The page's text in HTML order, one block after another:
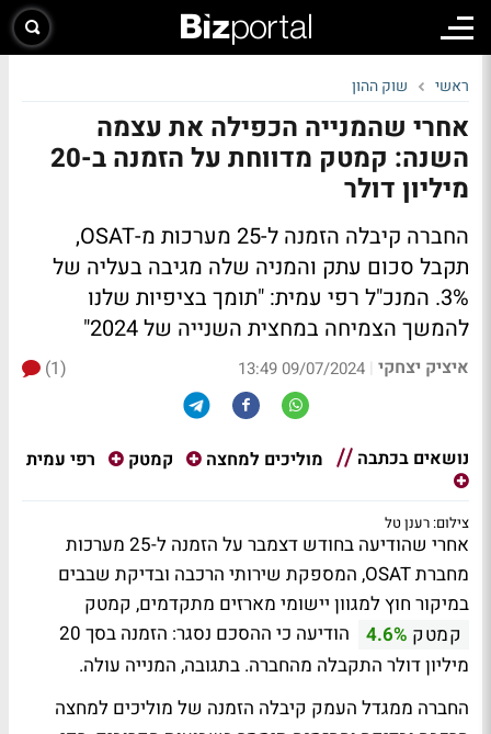
ראשי שוק ההון
אחרי שהמנייה הכפילה את עצמה
השנה: קמטק מדווחת על הזמנה ב-20
מיליון דולר
החברה קיבלה הזמנה ל-25 מערכות מ-OSAT,
תקבל סכום עתק והמניה שלה מגיבה בעליה של
3%. המנכ"ל רפי עמית: "תומך בציפיות שלנו
להמשך הצמיחה במחצית השנייה של 2024"
איציק יצחקי |
09/07/2024 13:49
(1)
נושאים בכתבה מוליכים למחצה קמטק רפי עמית
צילום: רענן טל
אחרי שהודיעה בחודש דצמבר על הזמנה ל-25 מערכות
מחברת OSAT, המספקת שירותי הרכבה ובדיקת שבבים
במיקור חוץ למגוון יישומי מארזים מתקדמים, קמטק
קמטק 4.6%
הודיעה כי ההסכם נסגר: הזמנה בסך 20
מיליון דולר התקבלה מהחברה. בתגובה, המנייה עולה.
החברה ממגדל העמק קיבלה הזמנה של מוליכים למחצה